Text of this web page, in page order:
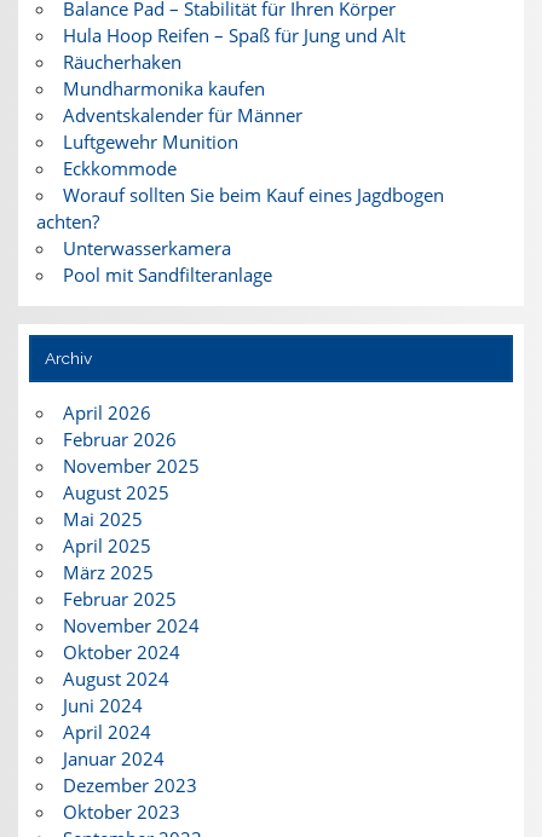
Balance Pad – Stabilität für Ihren Körper
Hula Hoop Reifen – Spaß für Jung und Alt
Räucherhaken
Mundharmonika kaufen
Adventskalender für Männer
Luftgewehr Munition
Eckkommode
Worauf sollten Sie beim Kauf eines Jagdbogen
achten?
Unterwasserkamera
Pool mit Sandfilteranlage
Archiv
April 2026
Februar 2026
November 2025
August 2025
Mai 2025
April 2025
März 2025
Februar 2025
November 2024
Oktober 2024
August 2024
Juni 2024
April 2024
Januar 2024
Dezember 2023
Oktober 2023